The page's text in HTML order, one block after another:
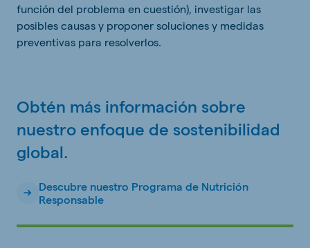
función del problema en cuestión), investigar las
posibles causas y proponer soluciones y medidas
preventivas para resolverlos.
Obtén más información sobre
nuestro enfoque de sostenibilidad
global.
Descubre nuestro Programa de Nutrición
Responsable